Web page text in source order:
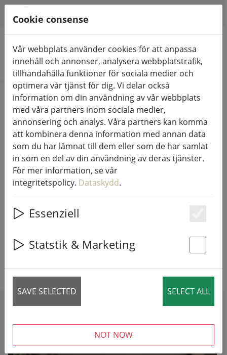
Sök produkter
Home Ljusslingor & belysning
Ljusslingor & belysning
266 Products
Unterkategorien
LJUSSLINGOR
UPPLYSTA FÖREMÅL ARMATURER
BATTERIER
Nya produkter i denna kategori
Cookie consense
Vår webbplats använder cookies för att anpassa
innehåll och annonser, analysera webbplatstrafik,
tillhandahålla funktioner för sociala medier och
optimera vår tjänst för dig. Vi delar också
information om din användning av vår webbplats
med våra partners inom sociala medier,
annonsering och analys. Våra partners kan komma
att kombinera denna information med annan data
som du har lämnat till dem eller som de har samlat
in som en del av din användning av deras tjänster.
För mer information, se vår
integritetspolicy. Dataskydd.
Essenziell
Statstik & Marketing
SAVE SELECTED SELECT ALL
NOT NOW